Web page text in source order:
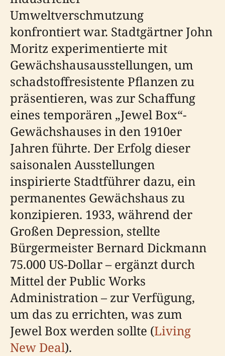
Umweltverschmutzung
konfrontiert war. Stadtgärtner John
Moritz experimentierte mit
Gewächshausausstellungen, um
schadstoffresistente Pflanzen zu
präsentieren, was zur Schaffung
eines temporären „Jewel Box“-
Gewächshauses in den 1910er
Jahren führte. Der Erfolg dieser
saisonalen Ausstellungen
inspirierte Stadtführer dazu, ein
permanentes Gewächshaus zu
konzipieren. 1933, während der
Großen Depression, stellte
Bürgermeister Bernard Dickmann
75.000 US-Dollar – ergänzt durch
Mittel der Public Works
Administration – zur Verfügung,
um das zu errichten, was zum
Jewel Box werden sollte (Living
New Deal).